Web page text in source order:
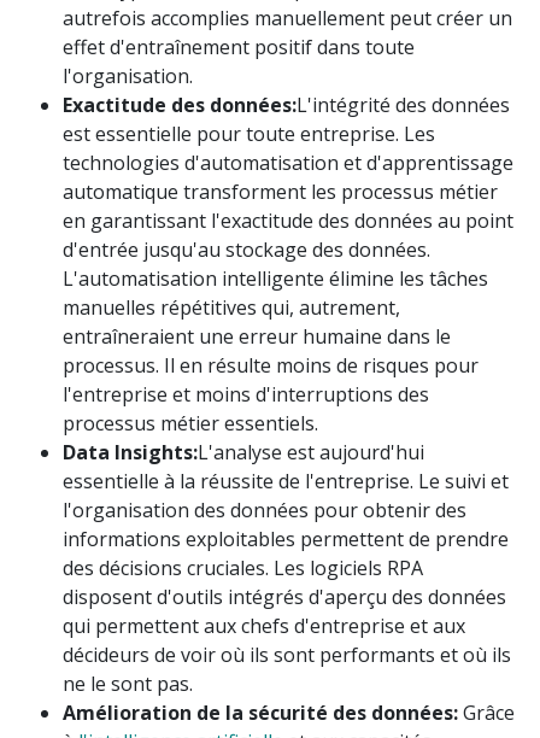
autrefois accomplies manuellement peut créer un
effet d'entraînement positif dans toute
l'organisation.
Exactitude des données:L'intégrité des données
est essentielle pour toute entreprise. Les
technologies d'automatisation et d'apprentissage
automatique transforment les processus métier
en garantissant l'exactitude des données au point
d'entrée jusqu'au stockage des données.
L'automatisation intelligente élimine les tâches
manuelles répétitives qui, autrement,
entraîneraient une erreur humaine dans le
processus. Il en résulte moins de risques pour
l'entreprise et moins d'interruptions des
processus métier essentiels.
Data Insights:L'analyse est aujourd'hui
essentielle à la réussite de l'entreprise. Le suivi et
l'organisation des données pour obtenir des
informations exploitables permettent de prendre
des décisions cruciales. Les logiciels RPA
disposent d'outils intégrés d'aperçu des données
qui permettent aux chefs d'entreprise et aux
décideurs de voir où ils sont performants et où ils
ne le sont pas.
Amélioration de la sécurité des données:Grâce